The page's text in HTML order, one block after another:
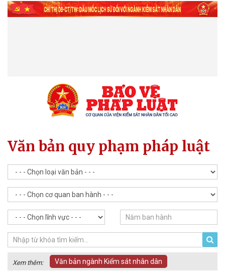
Văn bản quy phạm pháp luật
Xem thêm: Văn bản ngành Kiểm sát nhân dân